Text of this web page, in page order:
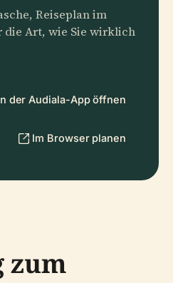
Reiseplan im
die Art, wie Sie wirklich
der Audiala-App öffnen
Im Browser planen
zum